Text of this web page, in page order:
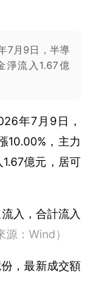
7月9日，半導
淨流入1.67億
年7月9日，
10.00%，主力
億元，居可
入，合計流入
源：Wind）
，最新成交額